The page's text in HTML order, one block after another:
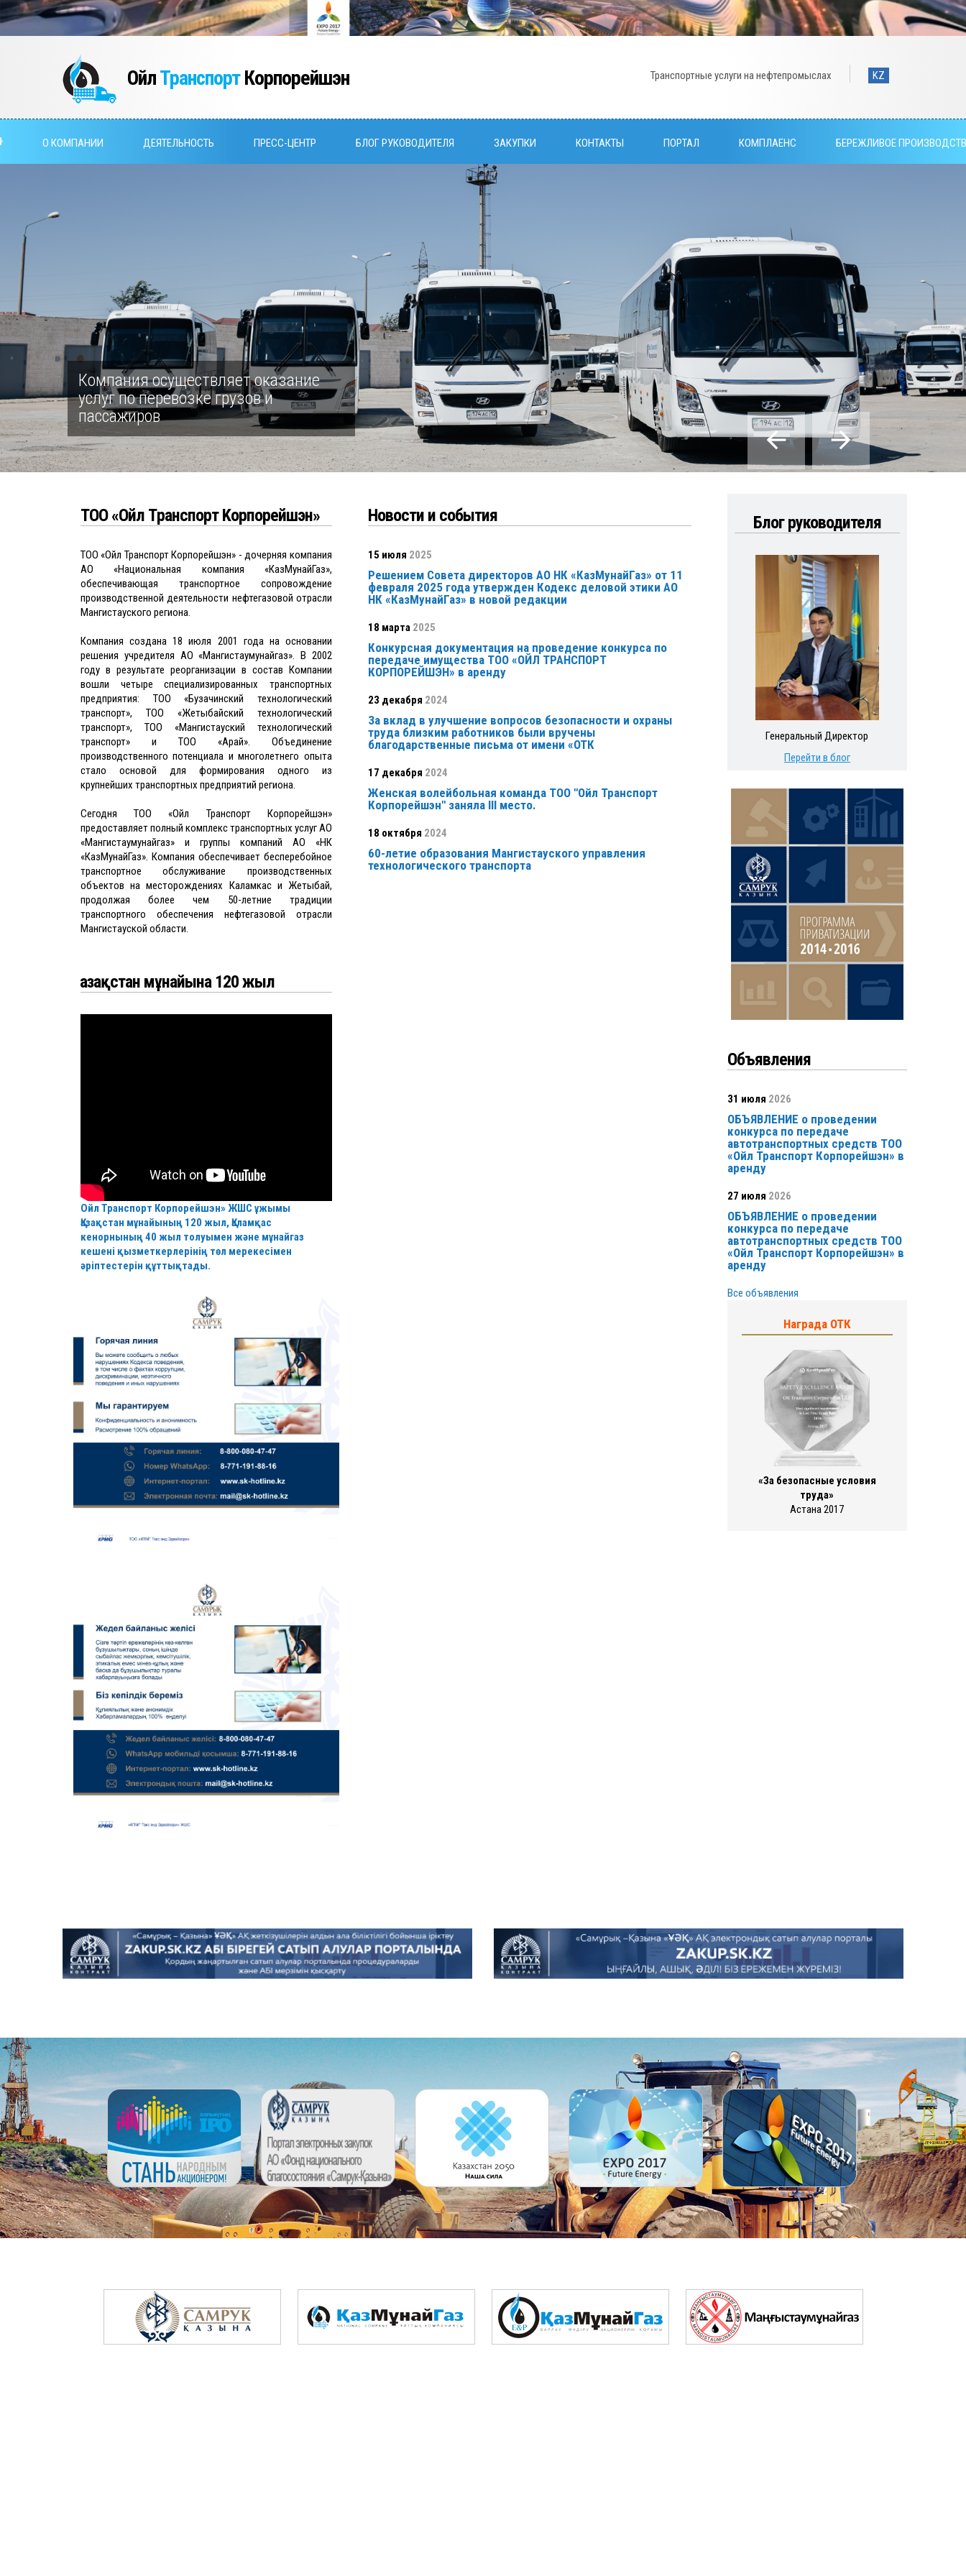
ОйлТранспортКорпорейшэн KZ
Транспортные услуги на нефтепромыслах
О КОМПАНИИ ДЕЯТЕЛЬНОСТЬ ПРЕСС-ЦЕНТР БЛОГ РУКОВОДИТЕЛЯ ЗАКУПКИ КОНТАКТЫ ПОРТАЛ КОМПЛАЕНС БЕРЕЖЛИВОЕ
Компания осуществляет оказание
услуг по перевозке грузов и
пассажиров
ТОО «Ойл Tранспорт Kорпорейшэн»
ТОО «Ойл Транспорт Корпорейшэн» - дочерняя компания
АО «Национальная компания «КазМунайГаз»,
обеспечивающая транспортное сопровождение
производственной деятельности нефтегазовой отрасли
Мангистауского региона.
Компания создана 18 июля 2001 года на основании
решения учредителя АО «Мангистаумунайгаз». В 2002
году в результате реорганизации в состав Компании
вошли четыре специализированных транспортных
предприятия: ТОО «Бузачинский технологический
транспорт», ТОО «Жетыбайский технологический
транспорт», ТОО «Мангистауский технологический
транспорт» и ТОО «Арай». Объединение
производственного потенциала и многолетнего опыта
стало основой для формирования одного из
крупнейших транспортных предприятий региона.
Сегодня ТОО «Ойл Транспорт Корпорейшэн»
предоставляет полный комплекс транспортных услуг АО
«Мангистаумунайгаз» и группы компаний АО «НК
«КазМунайГаз». Компания обеспечивает бесперебойное
транспортное обслуживание производственных
объектов на месторождениях Каламкас и Жетыбай,
продолжая более чем 50-летние традиции
транспортного обеспечения нефтегазовой отрасли
Мангистауской области.
Қазақстан мұнайына 120 жыл
Ойл Транспорт Корпорейшэн» ЖШС ұжымы
Қазақстан мұнайының 120 жыл, Қаламқас
кенорнының 40 жыл толуымен және мұнайгаз
кешені қызметкерлерінің төл мерекесімен
әріптестерін құттықтады.
Новости и события
15 июля 2025
Решением Совета директоров АО НК «КазМунайГаз» от 11
февраля 2025 года утвержден Кодекс деловой этики АО
НК «КазМунайГаз» в новой редакции
18 марта2025
Конкурсная документация на проведение конкурса по
передаче имущества ТОО «ОЙЛ ТРАНСПОРТ
КОРПОРЕЙШЭН» в аренду
23 декабря 2024
За вклад в улучшение вопросов безопасности и охраны
труда близким работников были вручены
благодарственные письма от имени «ОТК
17 декабря 2024
Женская волейбольная команда ТОО "Ойл Транспорт
Корпорейшэн" заняла ІІІ место.
18 октября 2024
60-летие образования Мангистауского управления
технологического транспорта
Блог руководителя
Генеральный Директор
Перейти в блог
Объявления
31 июля 2026
ОБЪЯВЛЕНИЕ о проведении
конкурса по передаче
автотранспортных средств ТОО
«Ойл Транспорт Корпорейшэн» в
аренду
27 июля 2026
ОБЪЯВЛЕНИЕ о проведении
конкурса по передаче
автотранспортных средств ТОО
«Ойл Транспорт Корпорейшэн» в
аренду
Все объявления
Награда ОТК
«За безопасные условия
труда»
Астана 2017